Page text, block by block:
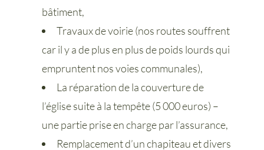
bâtiment,
Travaux de voirie (nos routes souffrent
car il y a de plus en plus de poids lourds qui
empruntent nos voies communales),
La réparation de la couverture de
l’église suite à la tempête (5 000 euros) –
une partie prise en charge par l’assurance,
Remplacement d’un chapiteau et divers